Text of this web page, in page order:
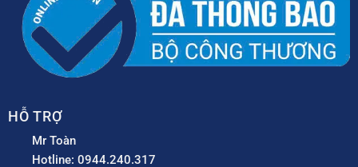
HỖ TRỢ
Mr Toàn
Hotline: 0944.240.317